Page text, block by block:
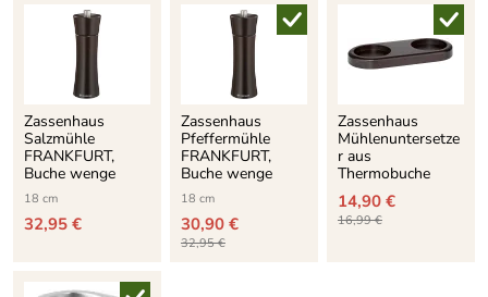
Zassenhaus
Salzmühle
FRANKFURT,
Buche wenge
18 cm
32,95 €
Zassenhaus
Pfeffermühle
FRANKFURT,
Buche wenge
18 cm
30,90 €
32,95 €
Zassenhaus
Mühlenuntersetze
r aus
Thermobuche
14,90 €
16,99 €